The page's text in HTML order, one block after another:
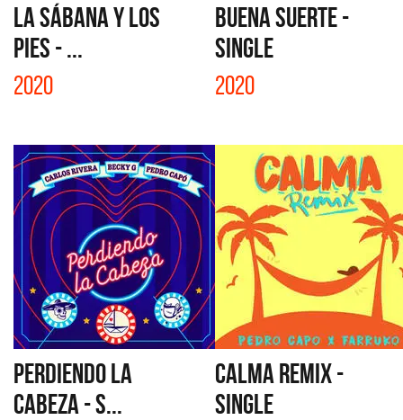
LA SÁBANA Y LOS
PIES - ...
2020
BUENA SUERTE -
SINGLE
2020
PERDIENDO LA
CABEZA - S...
CALMA REMIX -
SINGLE